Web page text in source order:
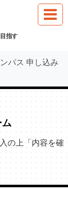
指す
パス 申し込み
の上「内容を確